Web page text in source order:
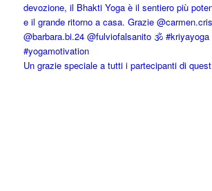
Un grazie speciale a tutti i partecipanti di quest